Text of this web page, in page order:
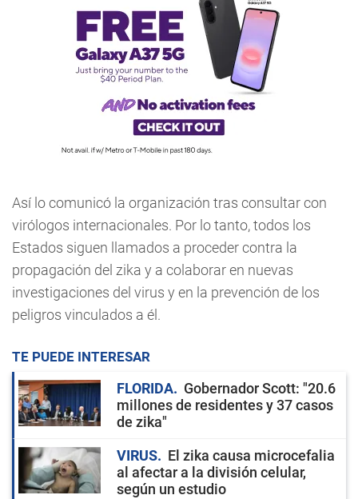
Así lo comunicó la organización tras consultar con
virólogos internacionales. Por lo tanto, todos los
Estados siguen llamados a proceder contra la
propagación del zika y a colaborar en nuevas
investigaciones del virus y en la prevención de los
peligros vinculados a él.
TE PUEDE INTERESAR
FLORIDA
Gobernador Scott: "20.6
millones de residentes y 37 casos
de zika"
VIRUS
El zika causa microcefalia
al afectar a la división celular,
según un estudio